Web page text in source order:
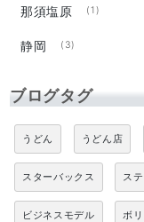
那須塩原 (1)
静岡 (3)
ブログタグ
うどん うどん店
スターバックス ス
ビジネスモデル ボ